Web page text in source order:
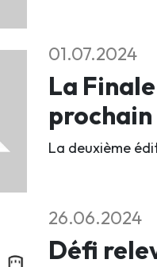
01.07.2024
La
prochain
La deuxième
26.06.2024
Défi